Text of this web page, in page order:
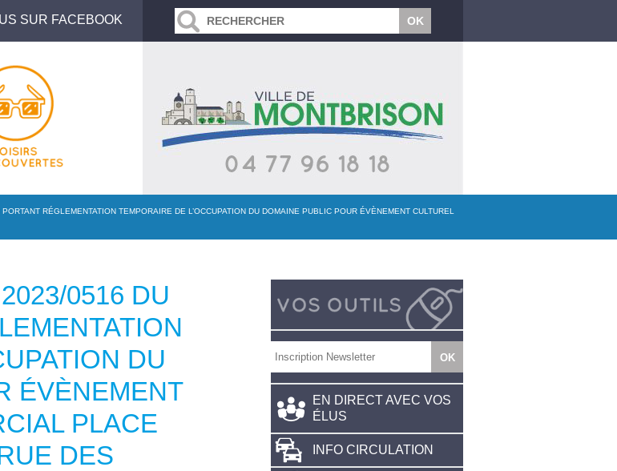
SUR FACEBOOK
RÉGLEMENTATION TEMPORAIRE DE L’OCCUPATION DU DOMAINE PUBLIC POUR ÉVÈNEMENT CULTUREL
0516 DU
DU
ÉVÈNEMENT
PLACE
DES
EN DIRECT AVEC VOS
ÉLUS
INFO CIRCULATION